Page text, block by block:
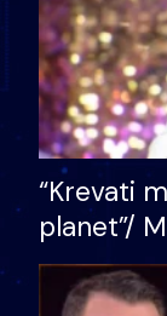
“Krevati
planet”/
bukura